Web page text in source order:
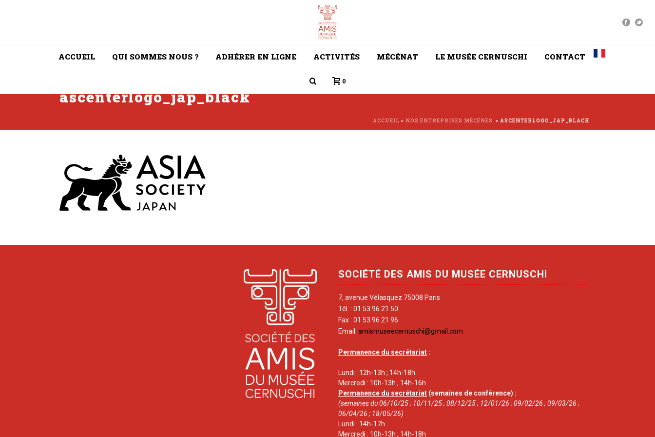
ACCUEIL QUI SOMMES NOUS ? ADHÉRER EN LIGNE ACTIVITÉS MÉCÉNAT LE MUSÉE CERNUSCHI CONTACT
0
ascenterlogo_jap_black
ACCUEIL » NOS ENTREPRISES MÉCÈNES » ASCENTERLOGO_JAP_BLACK
SOCIÉTÉ DES AMIS DU MUSÉE CERNUSCHI
7, avenue Vélasquez 75008 Paris
Tél. : 01 53 96 21 50
Fax : 01 53 96 21 96
Email: amismuseecernuschi@gmail.com
Permanence du secrétariat :
Lundi : 12h-13h ; 14h-18h
Mercredi : 10h-13h ; 14h-16h
Permanence du secrétariat (semaines de conférence) :
(semaines du 06/10/25 ; 10/11/25 ; 08/12/25 ; 12/01/26 ; 09/02/26 ; 09/03/26 ;
06/04/26 ; 18/05/26)
Lundi : 14h-17h
Mercredi : 10h-13h ; 14h-18h